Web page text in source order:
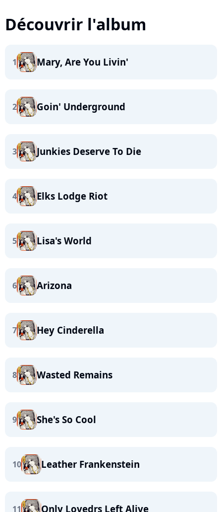
Découvrir l'album
1 Mary, Are You Livin'
2 Goin' Underground
3 Junkies Deserve To Die
4 Elks Lodge Riot
5 Lisa's World
6 Arizona
7 Hey Cinderella
8 Wasted Remains
9 She's So Cool
10 Leather Frankenstein
11 Only Lovedrs Left Alive